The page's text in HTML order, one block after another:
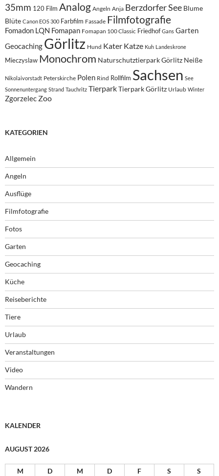
35mm 120 Film Analog Angeln Anja Berzdorfer See Blume
Blüte Canon EOS 300 Farbfilm Fassade Filmfotografie
Fomadon LQN Fomapan Fomapan 100 Classic Friedhof Gans Garten
Geocaching Görlitz Hund Kater Katze Kuh Landeskrone
Mieczyslaw Monochrom Naturschutztierpark Görlitz Neiße
Nikolaivorstadt Peterskirche Polen Rind Rollfilm Sachsen See
Sonnenuntergang Strand Tauchritz TierparkTierpark Görlitz Urlaub Winter
Zgorzelec Zoo
KATEGORIEN
Allgemein
Angeln
Ausflüge
Filmfotografie
Fotos
Garten
Geocaching
Küche
Reiseberichte
Tiere
Urlaub
Veranstaltungen
Video
Wandern
KALENDER
AUGUST 2026
M D M D F S
S